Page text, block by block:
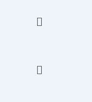
Menu
Menu